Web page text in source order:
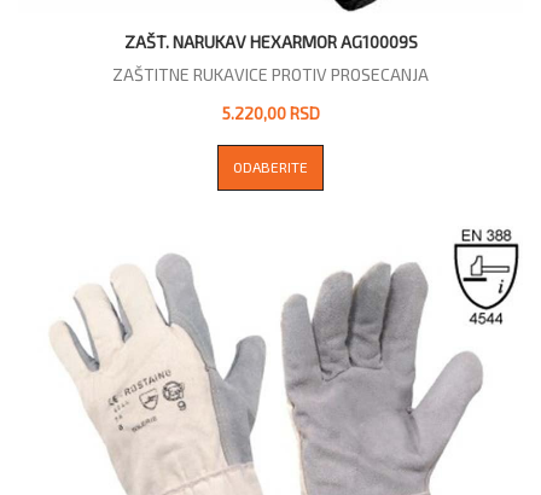
ZAŠT. NARUKAV HEXARMOR AG10009S
ZAŠTITNE RUKAVICE PROTIV PROSECANJA
5.220,00 RSD
ODABERITE